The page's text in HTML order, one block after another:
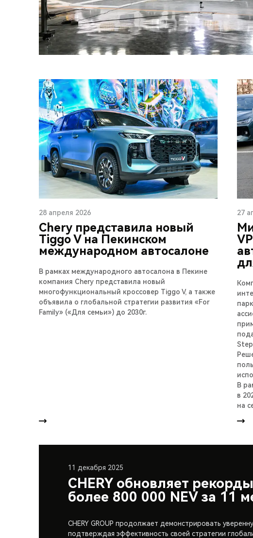
28 апреля 2026
Chery представила новый
Tiggo V на Пекинском
международном автосалоне
В рамках международного автосалона в Пекине
компания Chery представила новый
многофункциональный кроссовер Tiggo V, а также
объявила о глобальной стратегии развития «For
Family» («Для семьи») до 2030г.
27
В
в
на
11 декабря 2025
CHERY обновляет
более 800 000 NEV за 11
CHERY GROUP продолжает демонстрировать
подтверждая эффективность своей стратегии